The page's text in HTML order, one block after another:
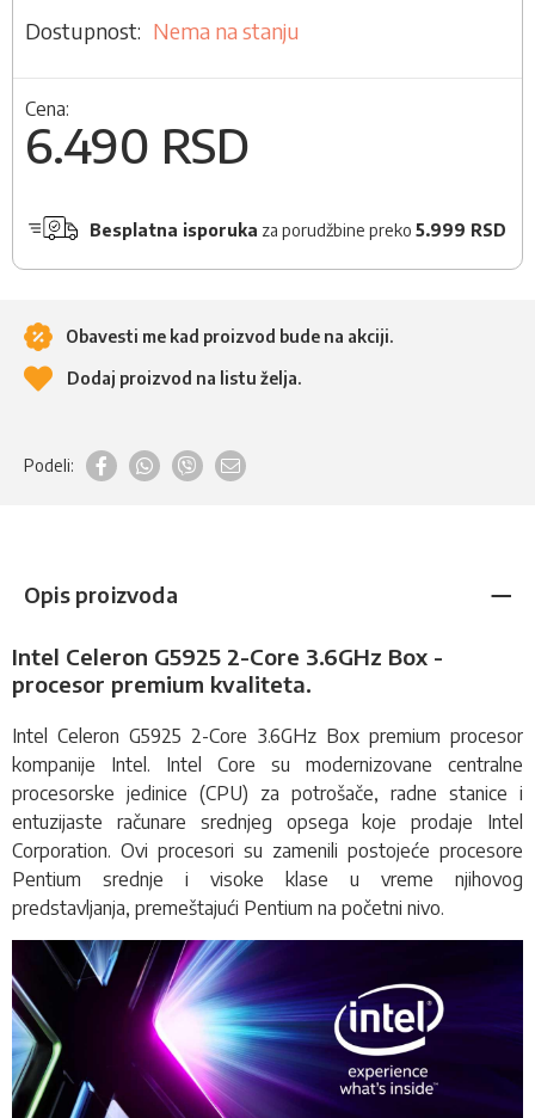
Nema na stanju
Cena:
6.490 RSD
Besplatna isporuka za porudžbine preko 5.999 RSD
Obavesti me kad proizvod bude na akciji.
Dodaj proizvod na listu želja.
Podeli:
Opis proizvoda
Intel Celeron G5925 2-Core 3.6GHz Box -
procesor premium kvaliteta.
Intel Celeron G5925 2-Core 3.6GHz Box premium procesor
kompanije Intel. Intel Core su modernizovane centralne
procesorske jedinice (CPU) za potrošače, radne stanice i
entuzijaste računare srednjeg opsega koje prodaje Intel
Corporation. Ovi procesori su zamenili postojeće procesore
Pentium srednje i visoke klase u vreme njihovog
predstavljanja, premeštajući Pentium na početni nivo.